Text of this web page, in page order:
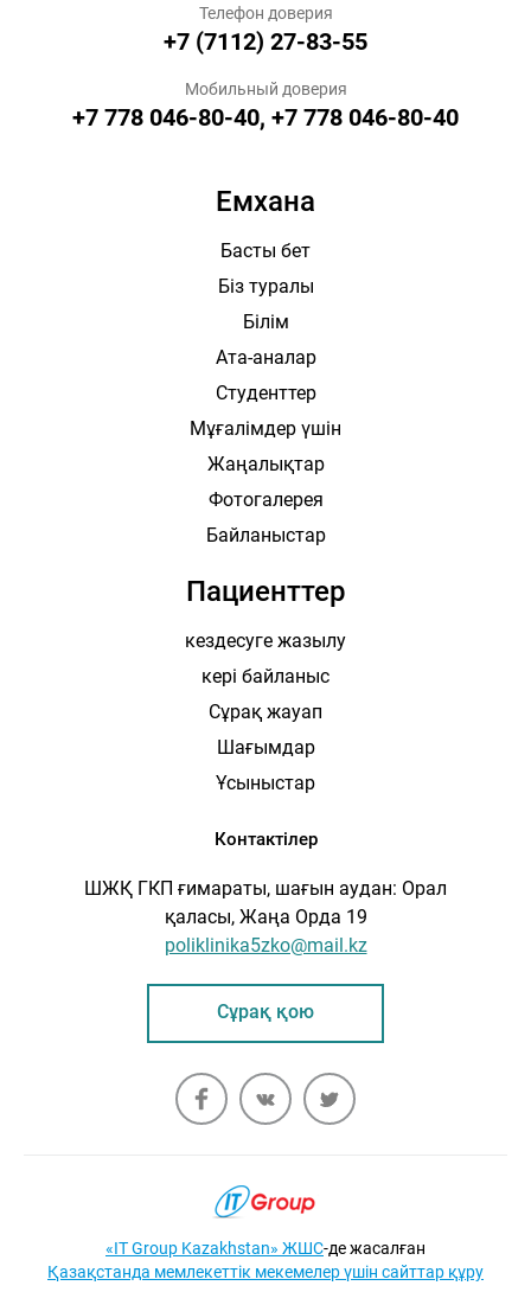
Телефон доверия
+7 (7112) 27-83-55
Мобильный доверия
+7 778 046-80-40, +7 778 046-80-40
Емхана
Басты бет
Біз туралы
Білім
Ата-аналар
Студенттер
Мұғалімдер үшін
Жаңалықтар
Фотогалерея
Байланыстар
Пациенттер
кездесуге жазылу
кері байланыс
Сұрақ жауап
Шағымдар
Ұсыныстар
Контактілер
ШЖҚ ГКП ғимараты, шағын аудан: Орал
қаласы, Жаңа Орда 19
poliklinika5zko@mail.kz
Сұрақ қою
«IT Group Kazakhstan» ЖШС-де жасалған
Қазақстанда мемлекеттік мекемелер үшін сайттар құру